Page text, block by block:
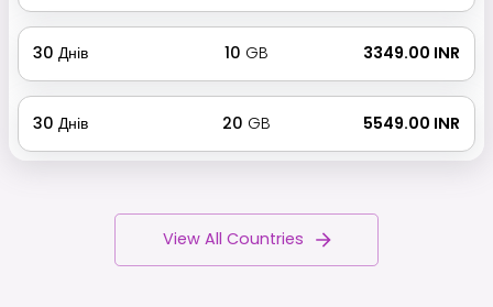
30 Днів 10 GB ₹ 3349.00 INR
30 Днів 20 GB ₹ 5549.00 INR
View All Countries